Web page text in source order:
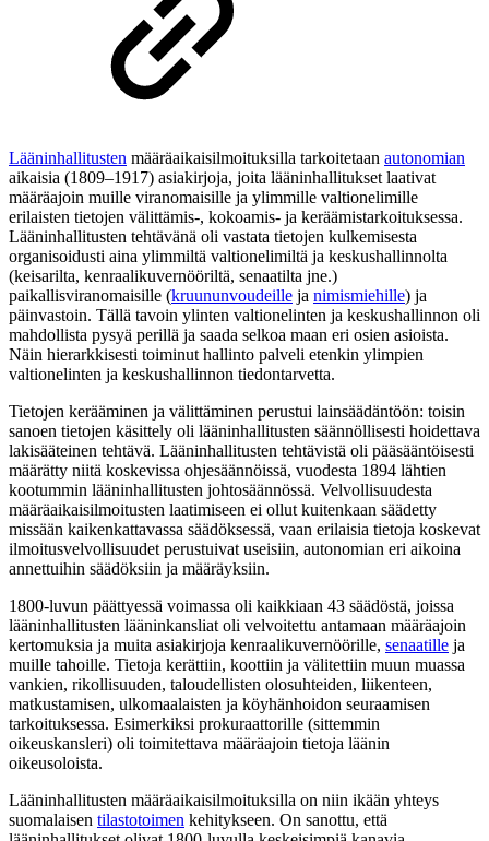
Lääninhallitusten määräaikaisilmoituksilla tarkoitetaan autonomian
aikaisia (1809–1917) asiakirjoja, joita lääninhallitukset laativat
määräajoin muille viranomaisille ja ylimmille valtionelimille
erilaisten tietojen välittämis-, kokoamis- ja keräämistarkoituksessa.
Lääninhallitusten tehtävänä oli vastata tietojen kulkemisesta
organisoidusti aina ylimmiltä valtionelimiltä ja keskushallinnolta
(keisarilta, kenraalikuvernööriltä, senaatilta jne.)
paikallisviranomaisille (kruununvoudeille ja nimismiehille) ja
päinvastoin. Tällä tavoin ylinten valtionelinten ja keskushallinnon oli
mahdollista pysyä perillä ja saada selkoa maan eri osien asioista.
Näin hierarkkisesti toiminut hallinto palveli etenkin ylimpien
valtionelinten ja keskushallinnon tiedontarvetta.
Tietojen kerääminen ja välittäminen perustui lainsäädäntöön: toisin
sanoen tietojen käsittely oli lääninhallitusten säännöllisesti hoidettava
lakisääteinen tehtävä. Lääninhallitusten tehtävistä oli pääsääntöisesti
määrätty niitä koskevissa ohjesäännöissä, vuodesta 1894 lähtien
kootummin lääninhallitusten johtosäännössä. Velvollisuudesta
määräaikaisilmoitusten laatimiseen ei ollut kuitenkaan säädetty
missään kaikenkattavassa säädöksessä, vaan erilaisia tietoja koskevat
ilmoitusvelvollisuudet perustuivat useisiin, autonomian eri aikoina
annettuihin säädöksiin ja määräyksiin.
1800-luvun päättyessä voimassa oli kaikkiaan 43 säädöstä, joissa
lääninhallitusten lääninkansliat oli velvoitettu antamaan määräajoin
kertomuksia ja muita asiakirjoja kenraalikuvernöörille, senaatille ja
muille tahoille. Tietoja kerättiin, koottiin ja välitettiin muun muassa
vankien, rikollisuuden, taloudellisten olosuhteiden, liikenteen,
matkustamisen, ulkomaalaisten ja köyhänhoidon seuraamisen
tarkoituksessa. Esimerkiksi prokuraattorille (sittemmin
oikeuskansleri) oli toimitettava määräajoin tietoja läänin
oikeusoloista.
Lääninhallitusten määräaikaisilmoituksilla on niin ikään yhteys
suomalaisen tilastotoimen kehitykseen. On sanottu, että